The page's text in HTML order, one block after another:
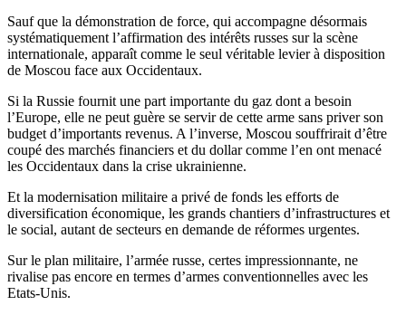
Sauf que la démonstration de force, qui accompagne désormais
systématiquement l’affirmation des intérêts russes sur la scène
internationale, apparaît comme le seul véritable levier à disposition
de Moscou face aux Occidentaux.
Si la Russie fournit une part importante du gaz dont a besoin
l’Europe, elle ne peut guère se servir de cette arme sans priver son
budget d’importants revenus. A l’inverse, Moscou souffrirait d’être
coupé des marchés financiers et du dollar comme l’en ont menacé
les Occidentaux dans la crise ukrainienne.
Et la modernisation militaire a privé de fonds les efforts de
diversification économique, les grands chantiers d’infrastructures et
le social, autant de secteurs en demande de réformes urgentes.
Sur le plan militaire, l’armée russe, certes impressionnante, ne
rivalise pas encore en termes d’armes conventionnelles avec les
Etats-Unis.